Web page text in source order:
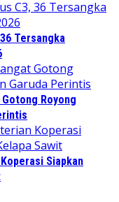
Tersangka
Royong
Siapkan